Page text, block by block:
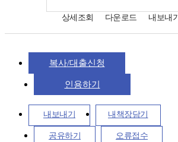
상세조회 다운로드 내보내기
복사/대출신청
인용하기
내보내기 내책장담기
공유하기 오류접수